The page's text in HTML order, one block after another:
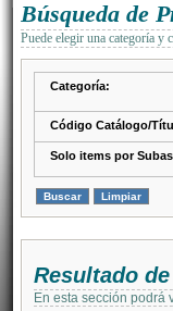
Búsqueda de
Puede elegir una categoría y
Categoría:
Código Catálogo/
Solo items por
Resultado
En esta sección podrá